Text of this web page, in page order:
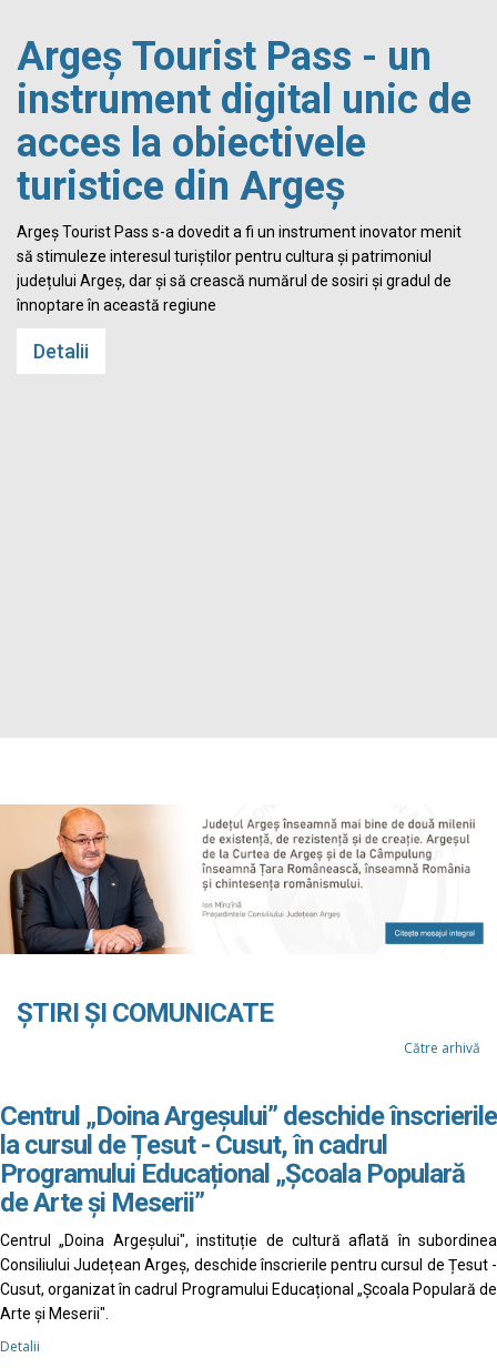
Argeș Tourist Pass - un
instrument digital unic de
acces la obiectivele
turistice din Argeș
Argeș Tourist Pass s-a dovedit a fi un instrument inovator menit
să stimuleze interesul turiștilor pentru cultura și patrimoniul
județului Argeș, dar și să crească numărul de sosiri și gradul de
înnoptare în această regiune
Detalii
ȘTIRI ȘI COMUNICATE
Către arhivă
Centrul „Doina Argeșului” deschide înscrierile
la cursul de Țesut - Cusut, în cadrul
Programului Educațional „Școala Populară
de Arte și Meserii”
Centrul „Doina Argeșului", instituție de cultură aflată în subordinea
Consiliului Județean Argeș, deschide înscrierile pentru cursul de Țesut -
Cusut, organizat în cadrul Programului Educațional „Școala Populară de
Arte și Meserii".
Detalii